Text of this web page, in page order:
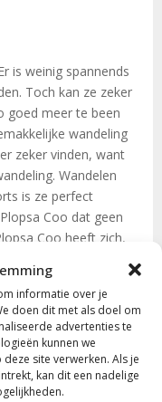
informatie over je
doen dit met als doel om
advertenties te
kunnen we
site verwerken. Als je
kan dit een nadelige
is weinig spannends
Toch kan ze zeker
goed meer te been
wandeling
zeker vinden, want
Wandelen
is ze perfect
Coo dat geen
Coo heeft zich,
Coo
betalen om een
niet meer op.